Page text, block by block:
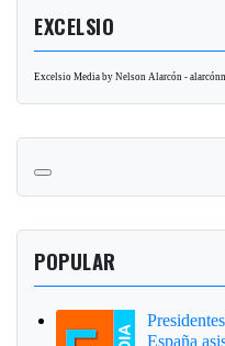
EXCELSIO
Excelsio Media by Nelson Alarcón -
POPULAR
España